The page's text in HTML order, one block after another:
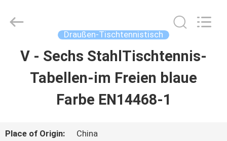
HAUSE
Dunya
Sports
Draußen-Tischtennistisch
V - Sechs StahlTischtennis-
Tabellen-im Freien blaue
Farbe EN14468-1
Place of Origin: China